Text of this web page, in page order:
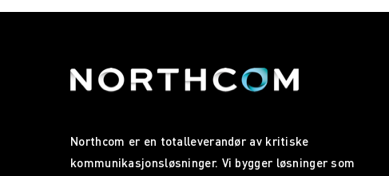
Northcom er en totalleverandør av kritiske
kommunikasjonsløsninger. Vi bygger løsninger som